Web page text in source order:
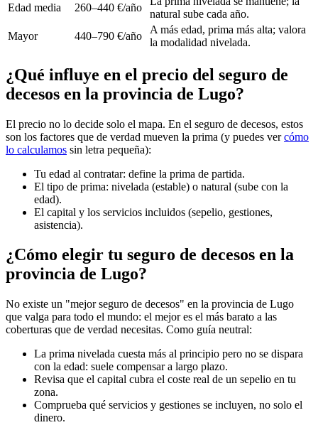
Edad media
260–440 €/año
natural sube cada año.
Mayor
440–790 €/año
A más edad, prima más alta; valora
la modalidad nivelada.
¿Qué influye en el precio del seguro de
decesos en la provincia de Lugo?
El precio no lo decide solo el mapa. En el seguro de decesos, estos
son los factores que de verdad mueven la prima (y puedes vercómo
lo calculamos sin letra pequeña):
Tu edad al contratar: define la prima de partida.
El tipo de prima: nivelada (estable) o natural (sube con la
edad).
El capital y los servicios incluidos (sepelio, gestiones,
asistencia).
¿Cómo elegir tu seguro de decesos en la
provincia de Lugo?
No existe un "mejor seguro de decesos" en la provincia de Lugo
que valga para todo el mundo: el mejor es el más barato a las
coberturas que de verdad necesitas. Como guía neutral:
La prima nivelada cuesta más al principio pero no se dispara
con la edad: suele compensar a largo plazo.
Revisa que el capital cubra el coste real de un sepelio en tu
zona.
Comprueba qué servicios y gestiones se incluyen, no solo el
dinero.